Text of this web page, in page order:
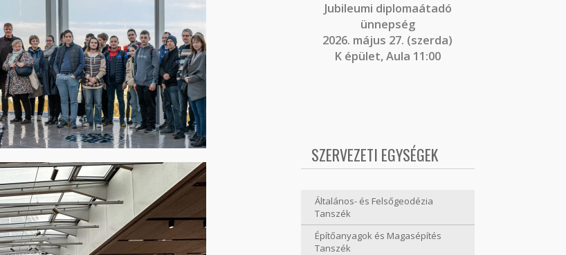
Jubileumi diplomaátadó
ünnepség
2026. május 27. (szerda)
K épület, Aula 11:00
SZERVEZETI EGYSÉGEK
Általános- és Felsőgeodézia
Tanszék
Építőanyagok és Magasépítés
Tanszék